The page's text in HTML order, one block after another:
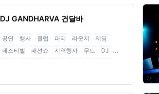
DJ GANDHARVA 건달바
공연 행사 클럽 파티 라운지
웨딩
페스티벌
패션쇼 지역행사 무드
DJ